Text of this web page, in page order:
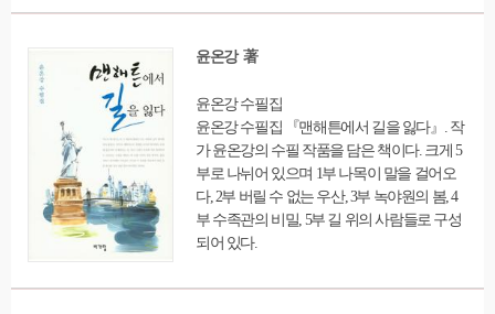
명한다. 상담 분야에 관심을 가진 사람들에게
윤온강 著
윤온강 수필집
윤온강 수필집 『맨해튼에서 길을 잃다』. 작
가 윤온강의 수필 작품을 담은 책이다. 크게 5
부로 나뉘어 있으며 1부 나목이 말을 걸어오
다, 2부 버릴 수 없는 우산, 3부 녹야원의 봄, 4
부 수족관의 비밀, 5부 길 위의 사람들로 구성
되어 있다.